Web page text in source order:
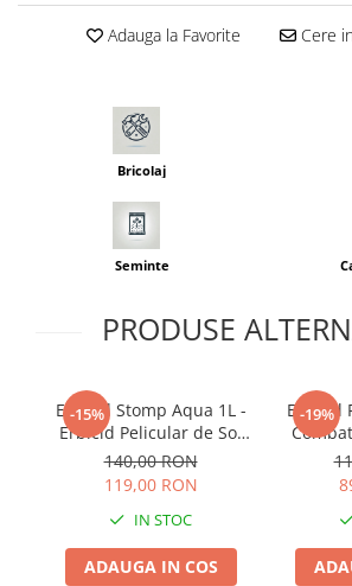
Seminte telina
Seminte zucchini
Seminte Legume Profesionale
Seminte pentru germinare
Seminte trifoi
Set chei combinate
Truse /set scule
Adauga la Favorite Cere
Bricolaj
Seminte
PRODUSE
-15%
Erbicid Stomp Aqua 1L -
Erbicid Pelicular de Sol
pentru Legume, Cartof si
Livezi
140,00 RON
119,00 RON
IN STOC
ADAUGA IN COS
-19%
Erbicid